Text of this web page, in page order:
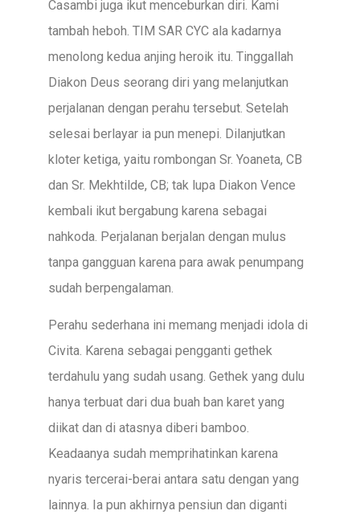
Casambi juga ikut menceburkan diri. Kami
tambah heboh. TIM SAR CYC ala kadarnya
menolong kedua anjing heroik itu. Tinggallah
Diakon Deus seorang diri yang melanjutkan
perjalanan dengan perahu tersebut. Setelah
selesai berlayar ia pun menepi. Dilanjutkan
kloter ketiga, yaitu rombongan Sr. Yoaneta, CB
dan Sr. Mekhtilde, CB; tak lupa Diakon Vence
kembali ikut bergabung karena sebagai
nahkoda. Perjalanan berjalan dengan mulus
tanpa gangguan karena para awak penumpang
sudah berpengalaman.
Perahu sederhana ini memang menjadi idola di
Civita. Karena sebagai pengganti gethek
terdahulu yang sudah usang. Gethek yang dulu
hanya terbuat dari dua buah ban karet yang
diikat dan di atasnya diberi bamboo.
Keadaanya sudah memprihatinkan karena
nyaris tercerai-berai antara satu dengan yang
lainnya. Ia pun akhirnya pensiun dan diganti